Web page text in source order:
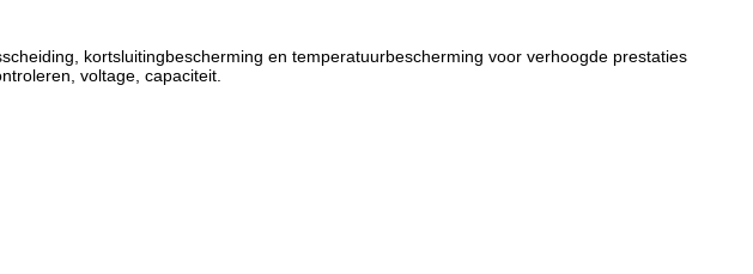
kortsluitingbescherming en temperatuurbescherming voor verhoogde prestaties
voltage, capaciteit.